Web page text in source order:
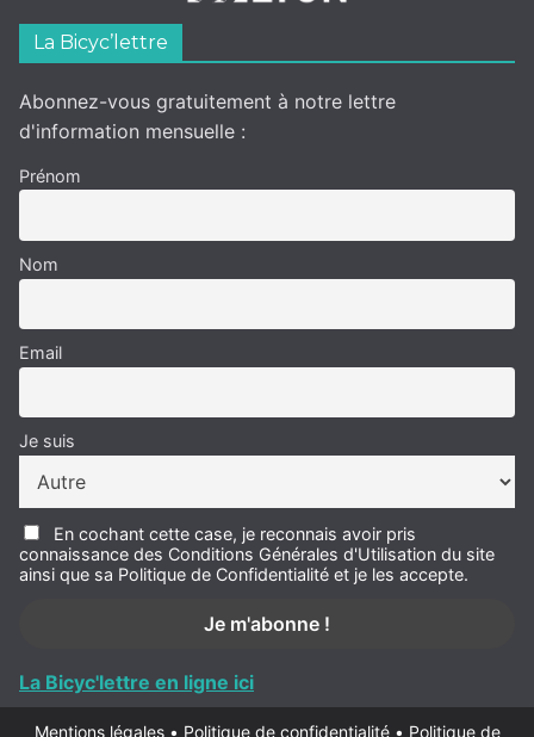
La Bicyc’lettre
Abonnez-vous gratuitement à notre lettre
d'information mensuelle :
Prénom
Nom
Email
Je suis
En cochant cette case, je reconnais avoir pris
connaissance des Conditions Générales d'Utilisation du site
ainsi que sa Politique de Confidentialité et je les accepte.
La Bicyc'lettre en ligne ici
Mentions légales • Politique de confidentialité • Politique de